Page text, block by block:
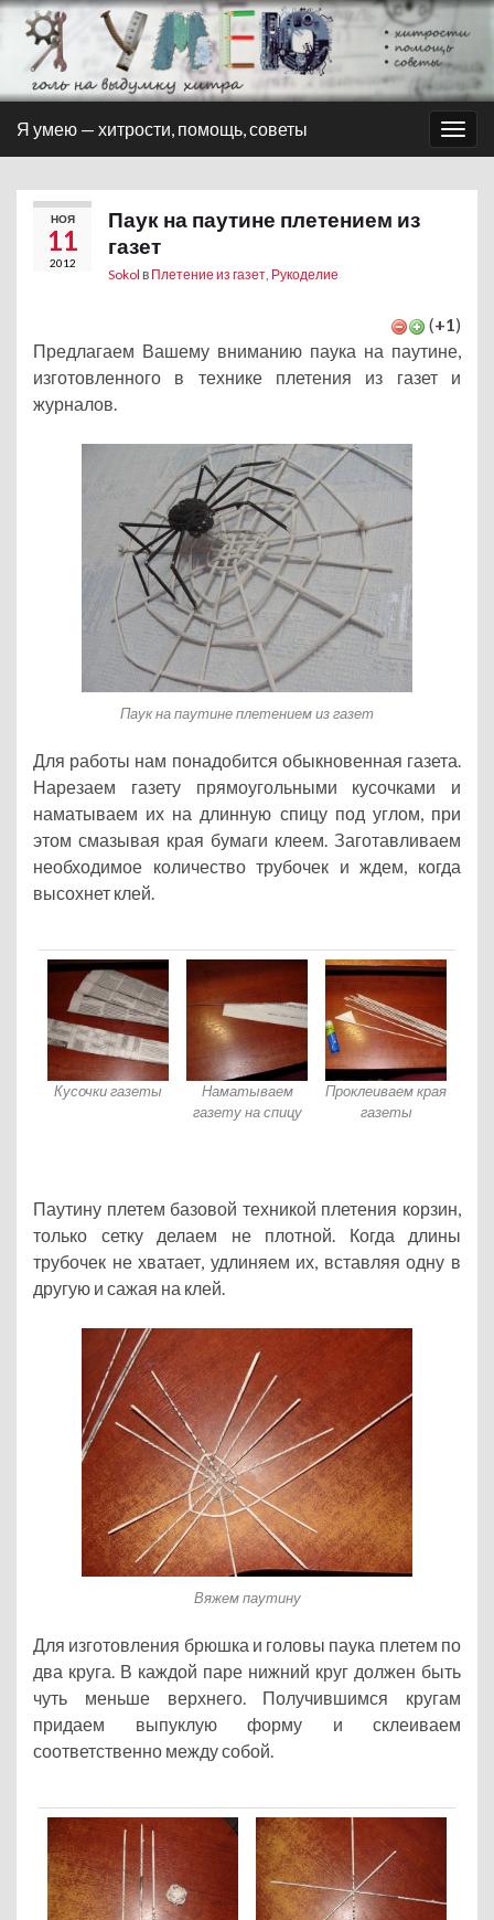
Вкл/
выкл
Я умею — хитрости, помощь, советы
НОЯ
11
2012
Паук на паутине плетением из
газет
Sokol в Плетение из газет, Рукоделие
(+1)
Предлагаем Вашему вниманию паука на паутине,
изготовленного в технике плетения из газет и
журналов.
Паук на паутине плетением из газет
Для работы нам понадобится обыкновенная газета.
Нарезаем газету прямоугольными кусочками и
наматываем их на длинную спицу под углом, при
этом смазывая края бумаги клеем. Заготавливаем
необходимое количество трубочек и ждем, когда
высохнет клей.
Кусочки газеты
Наматываем
газету на спицу
Проклеиваем края
газеты
Паутину плетем базовой техникой плетения корзин,
только сетку делаем не плотной. Когда длины
трубочек не хватает, удлиняем их, вставляя одну в
другую и сажая на клей.
Вяжем паутину
Для изготовления брюшка и головы паука плетем по
два круга. В каждой паре нижний круг должен быть
чуть меньше верхнего. Получившимся кругам
придаем выпуклую форму и склеиваем
соответственно между собой.